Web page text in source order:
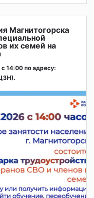
Магнитогорска
их семей на
14:00 по адресу: